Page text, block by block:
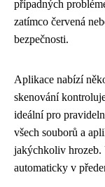
případných
zatímco červená
bezpečnosti.
Aplikace nabízí
skenování
ideální pro
všech souborů a
jakýchkoliv hrozeb.
automaticky v